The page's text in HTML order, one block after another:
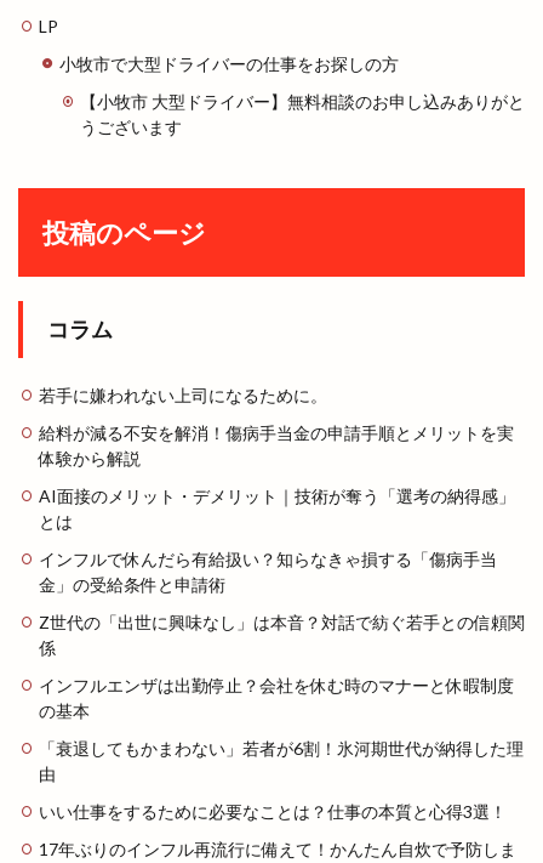
LP
小牧市で大型ドライバーの仕事をお探しの方
【小牧市 大型ドライバー】無料相談のお申し込みありがと
うございます
投稿のページ
コラム
若手に嫌われない上司になるために。
給料が減る不安を解消！傷病手当金の申請手順とメリットを実
体験から解説
AI面接のメリット・デメリット｜技術が奪う「選考の納得感」
とは
インフルで休んだら有給扱い？知らなきゃ損する「傷病手当
金」の受給条件と申請術
Z世代の「出世に興味なし」は本音？対話で紡ぐ若手との信頼関
係
インフルエンザは出勤停止？会社を休む時のマナーと休暇制度
の基本
「衰退してもかまわない」若者が6割！氷河期世代が納得した理
由
いい仕事をするために必要なことは？仕事の本質と心得3選！
17年ぶりのインフル再流行に備えて！かんたん自炊で予防しま